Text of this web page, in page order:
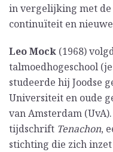
in vergelijking met de
continuïteit en
Leo Mock (1968)
talmoedhogeschool
studeerde hij Joodse
Universiteit en oude
van Amsterdam
tijdschrift Tenachon,
stichting die zich